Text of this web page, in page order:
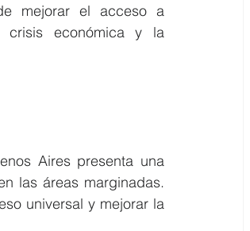
mejorar el acceso a
crisis económica y la
Aires presenta una
las áreas marginadas.
universal y mejorar la